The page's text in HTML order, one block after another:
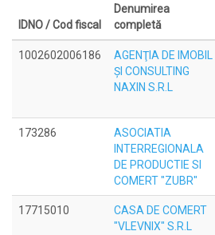
IDNO / Cod fiscal
Denumirea
completă
1002602006186
AGENŢIA DE IMOBIL
ŞI CONSULTING
NAXIN S.R.L
173286
ASOCIATIA
INTERREGIONALA
DE PRODUCTIE SI
COMERT "ZUBR"
17715010
CASA DE COMERT
"VLEVNIX" S.R.L